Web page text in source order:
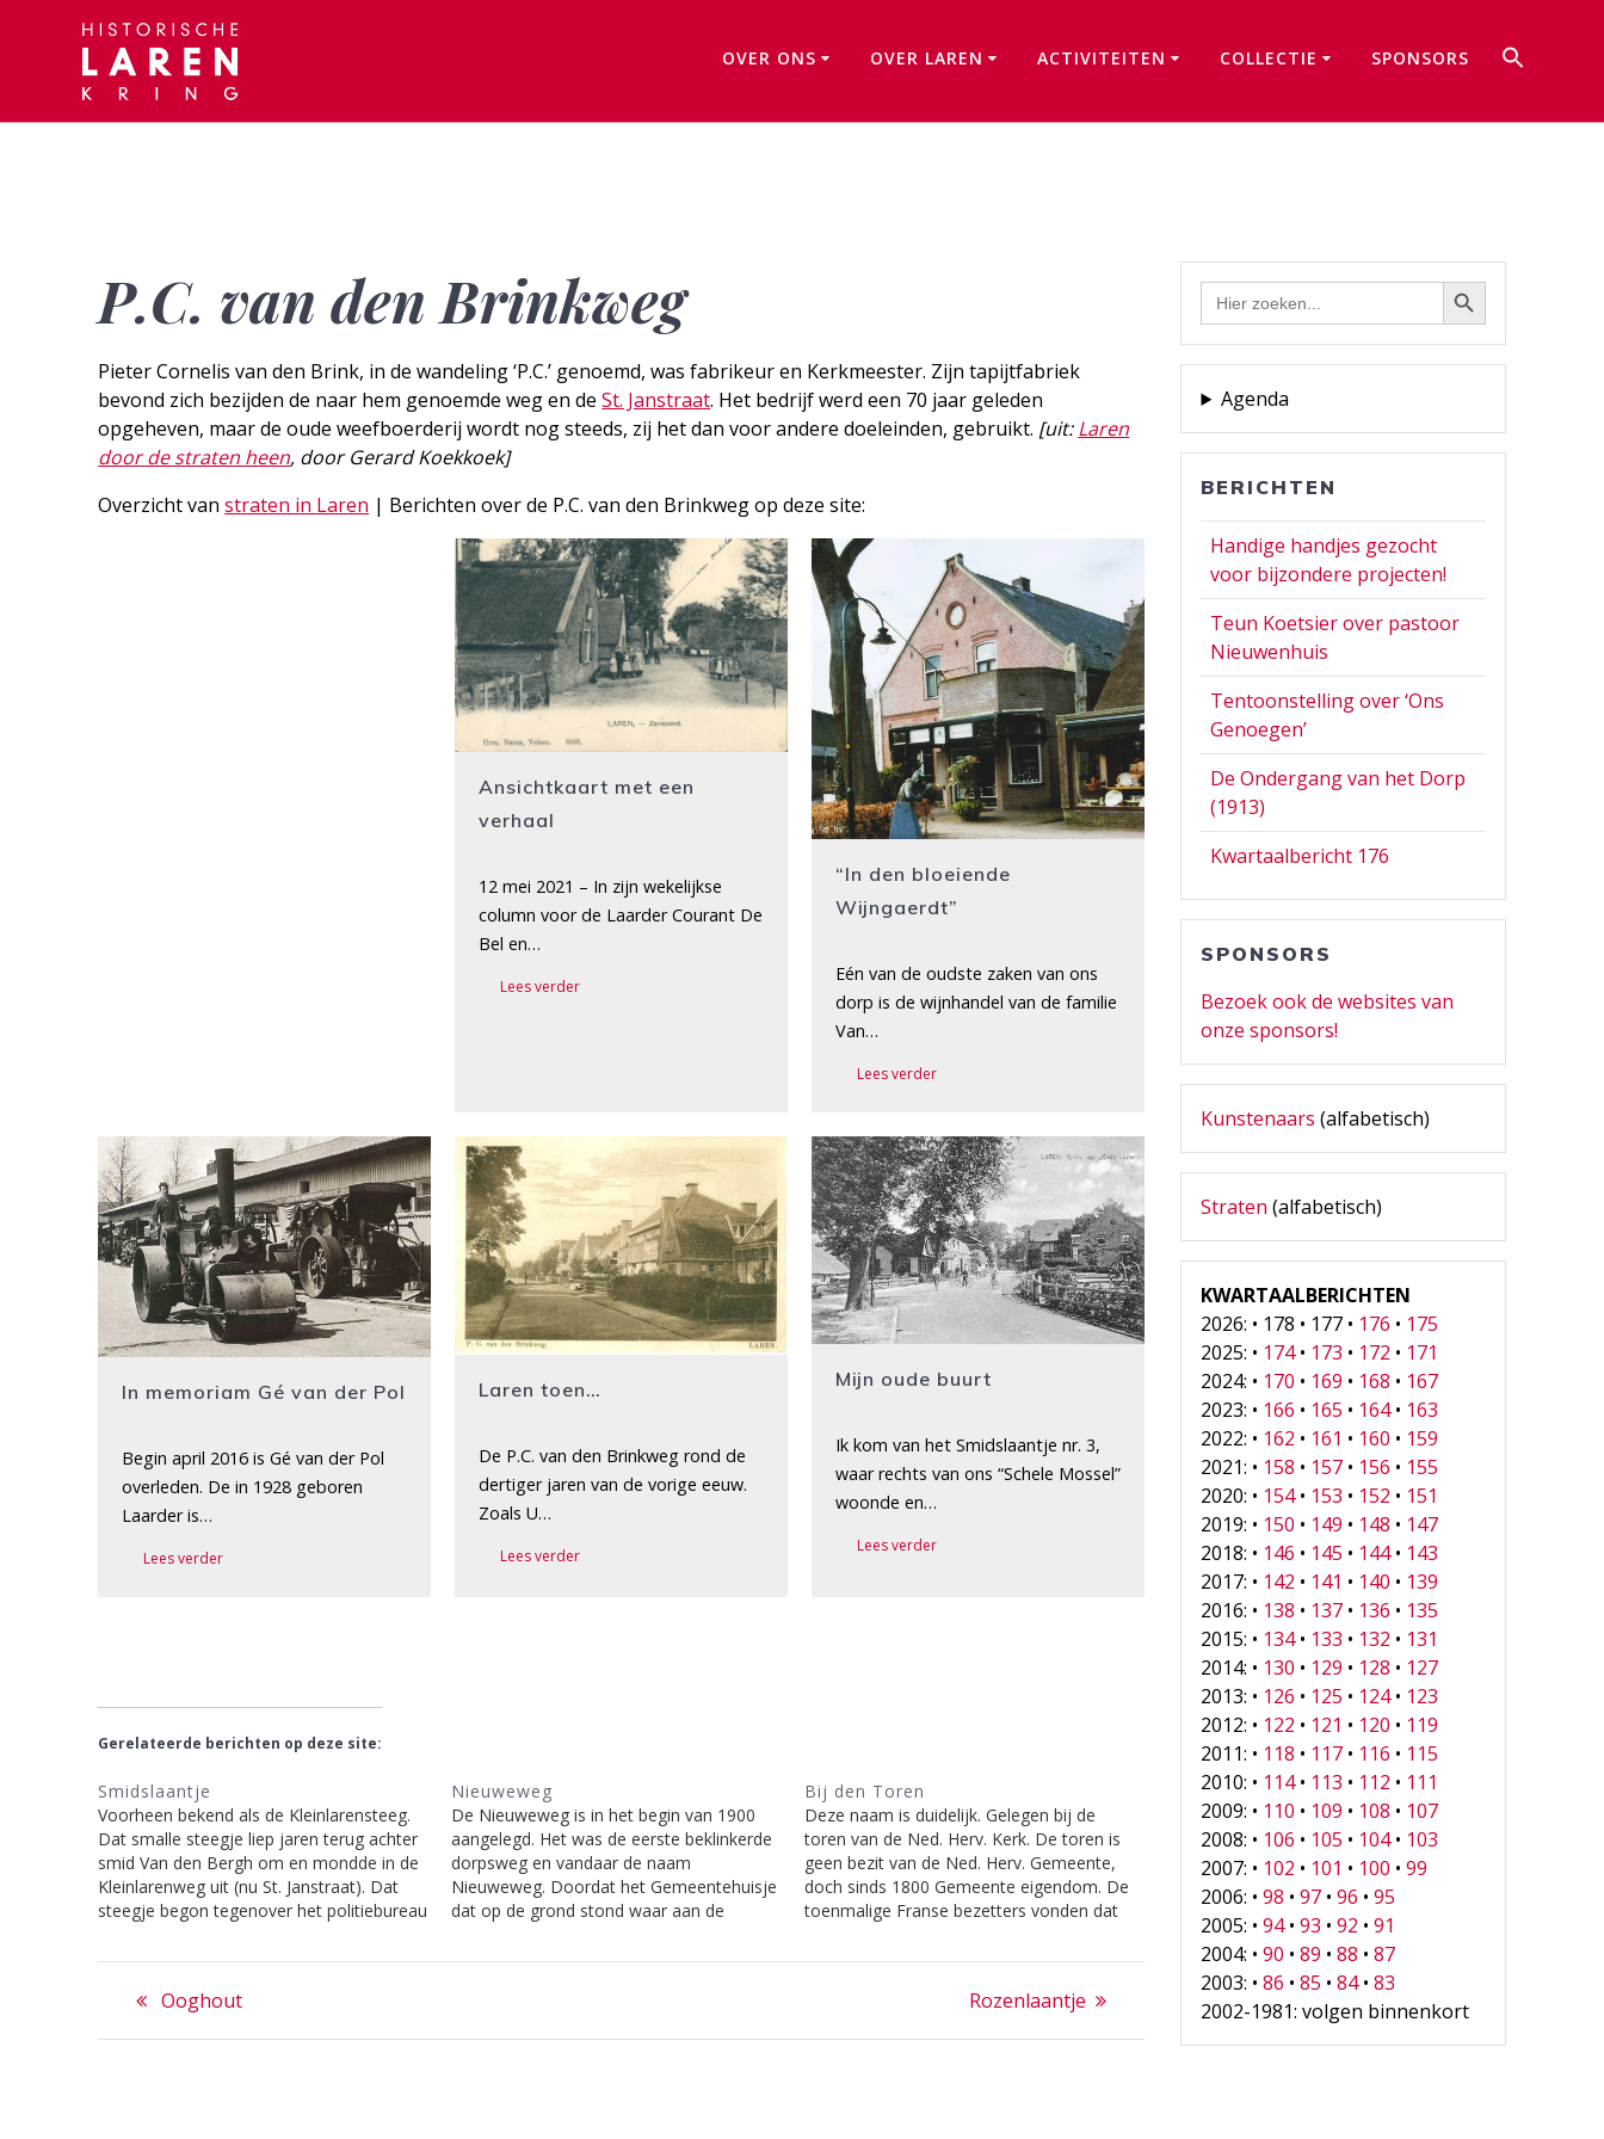
OVER ONS OVER LAREN ACTIVITEITEN COLLECTIE SPONSORS
P.C. van den Brinkweg
Pieter Cornelis van den Brink, in de wandeling ‘P.C.’ genoemd, was fabrikeur en Kerkmeester. Zijn tapijtfabriek
bevond zich bezijden de naar hem genoemde weg en deSt. Janstraat. Het bedrijf werd een 70 jaar geleden
opgeheven, maar de oude weefboerderij wordt nog steeds, zij het dan voor andere doeleinden, gebruikt. [uit:Laren
door de straten heen, door Gerard Koekkoek]
Overzicht vanstraten in Laren | Berichten over de P.C. van den Brinkweg op deze site:
Ansichtkaart met een
verhaal
12 mei 2021 – In zijn wekelijkse
column voor de Laarder Courant De
Bel en…
Lees verder
“In den bloeiende
Wijngaerdt”
Eén van de oudste zaken van ons
dorp is de wijnhandel van de familie
Van…
Lees verder
In memoriam Gé van der Pol
Begin april 2016 is Gé van der Pol
overleden. De in 1928 geboren
Laarder is…
Lees verder
Laren toen…
De P.C. van den Brinkweg rond de
dertiger jaren van de vorige eeuw.
Zoals U…
Lees verder
Mijn oude buurt
Ik kom van het Smidslaantje nr. 3,
waar rechts van ons “Schele Mossel”
woonde en…
Lees verder
Gerelateerde berichten op deze site:
Smidslaantje
Voorheen bekend als de Kleinlarensteeg.
Dat smalle steegje liep jaren terug achter
smid Van den Bergh om en mondde in de
Kleinlarenweg uit (nu St. Janstraat). Dat
steegje begon tegenover het politiebureau
Gielen en de Smederij. De P.C. van den
Nieuweweg
De Nieuweweg is in het begin van 1900
aangelegd. Het was de eerste beklinkerde
dorpsweg en vandaar de naam
Nieuweweg. Doordat het Gemeentehuisje
dat op de grond stond waar aan de
gesloopt, kwam de opening vrij voor de
Bij den Toren
Deze naam is duidelijk. Gelegen bij de
toren van de Ned. Herv. Kerk. De toren is
geen bezit van de Ned. Herv. Gemeente,
doch sinds 1800 Gemeente eigendom. De
toenmalige Franse bezetters vonden dat
daarom moesten worden onderhouden
Bericht
navigatie
Previous
Ooghout
Next
Rozenlaantje
Zoek
naar:
Zoekknop
Agenda
BERICHTEN
Handige handjes gezocht
voor bijzondere projecten!
Teun Koetsier over pastoor
Nieuwenhuis
Tentoonstelling over ‘Ons
Genoegen’
De Ondergang van het Dorp
(1913)
Kwartaalbericht 176
SPONSORS
Bezoek ook de websites van
onze sponsors!
Kunstenaars (alfabetisch)
Straten (alfabetisch)
KWARTAALBERICHTEN
2026: • 178 • 177 • 176 • 175
2025: • 174• 173 • 172 • 171
2024: • 170 • 169 • 168 • 167
2023: • 166 • 165 • 164• 163
2022: • 162 • 161 • 160 • 159
2021: • 158 • 157 • 156 • 155
2020: • 154• 153 • 152 • 151
2019: • 150 • 149 • 148 • 147
2018: • 146 • 145 • 144• 143
2017: • 142 • 141 • 140 • 139
2016: • 138 • 137 • 136 • 135
2015: • 134• 133 • 132 • 131
2014: • 130 • 129 • 128 • 127
2013: • 126 • 125 • 124• 123
2012: • 122 • 121 • 120 • 119
2011: • 118 • 117 • 116 • 115
2010: • 114• 113 • 112 • 111
2009: • 110 • 109 • 108 • 107
2008: • 106 • 105 • 104• 103
2007: • 102 • 101 • 100 •99
2006: •98 •97 •96 •95
2005: •94•93 •92 •91
2004: •90 •89 •88 •87
2003: •86 •85 •84•83
2002-1981: volgen binnenkort